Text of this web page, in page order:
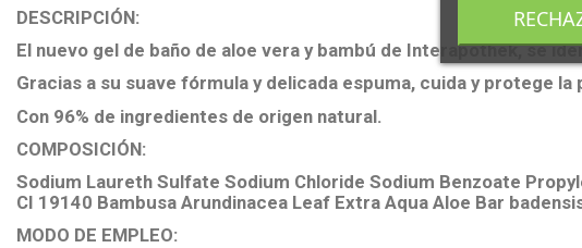
DESCRIPCIÓN:
El nuevo gel de baño de aloe vera y bambú de Interapothek, se
Gracias a su suave fórmula y delicada espuma, cuida y protege
Con 96% de ingredientes de origen natural.
COMPOSICIÓN:
Sodium Laureth Sulfate Sodium Chloride Sodium Benzoate
CI 19140 Bambusa Arundinacea Leaf Extra Aqua Aloe Bar
MODO DE EMPLEO: